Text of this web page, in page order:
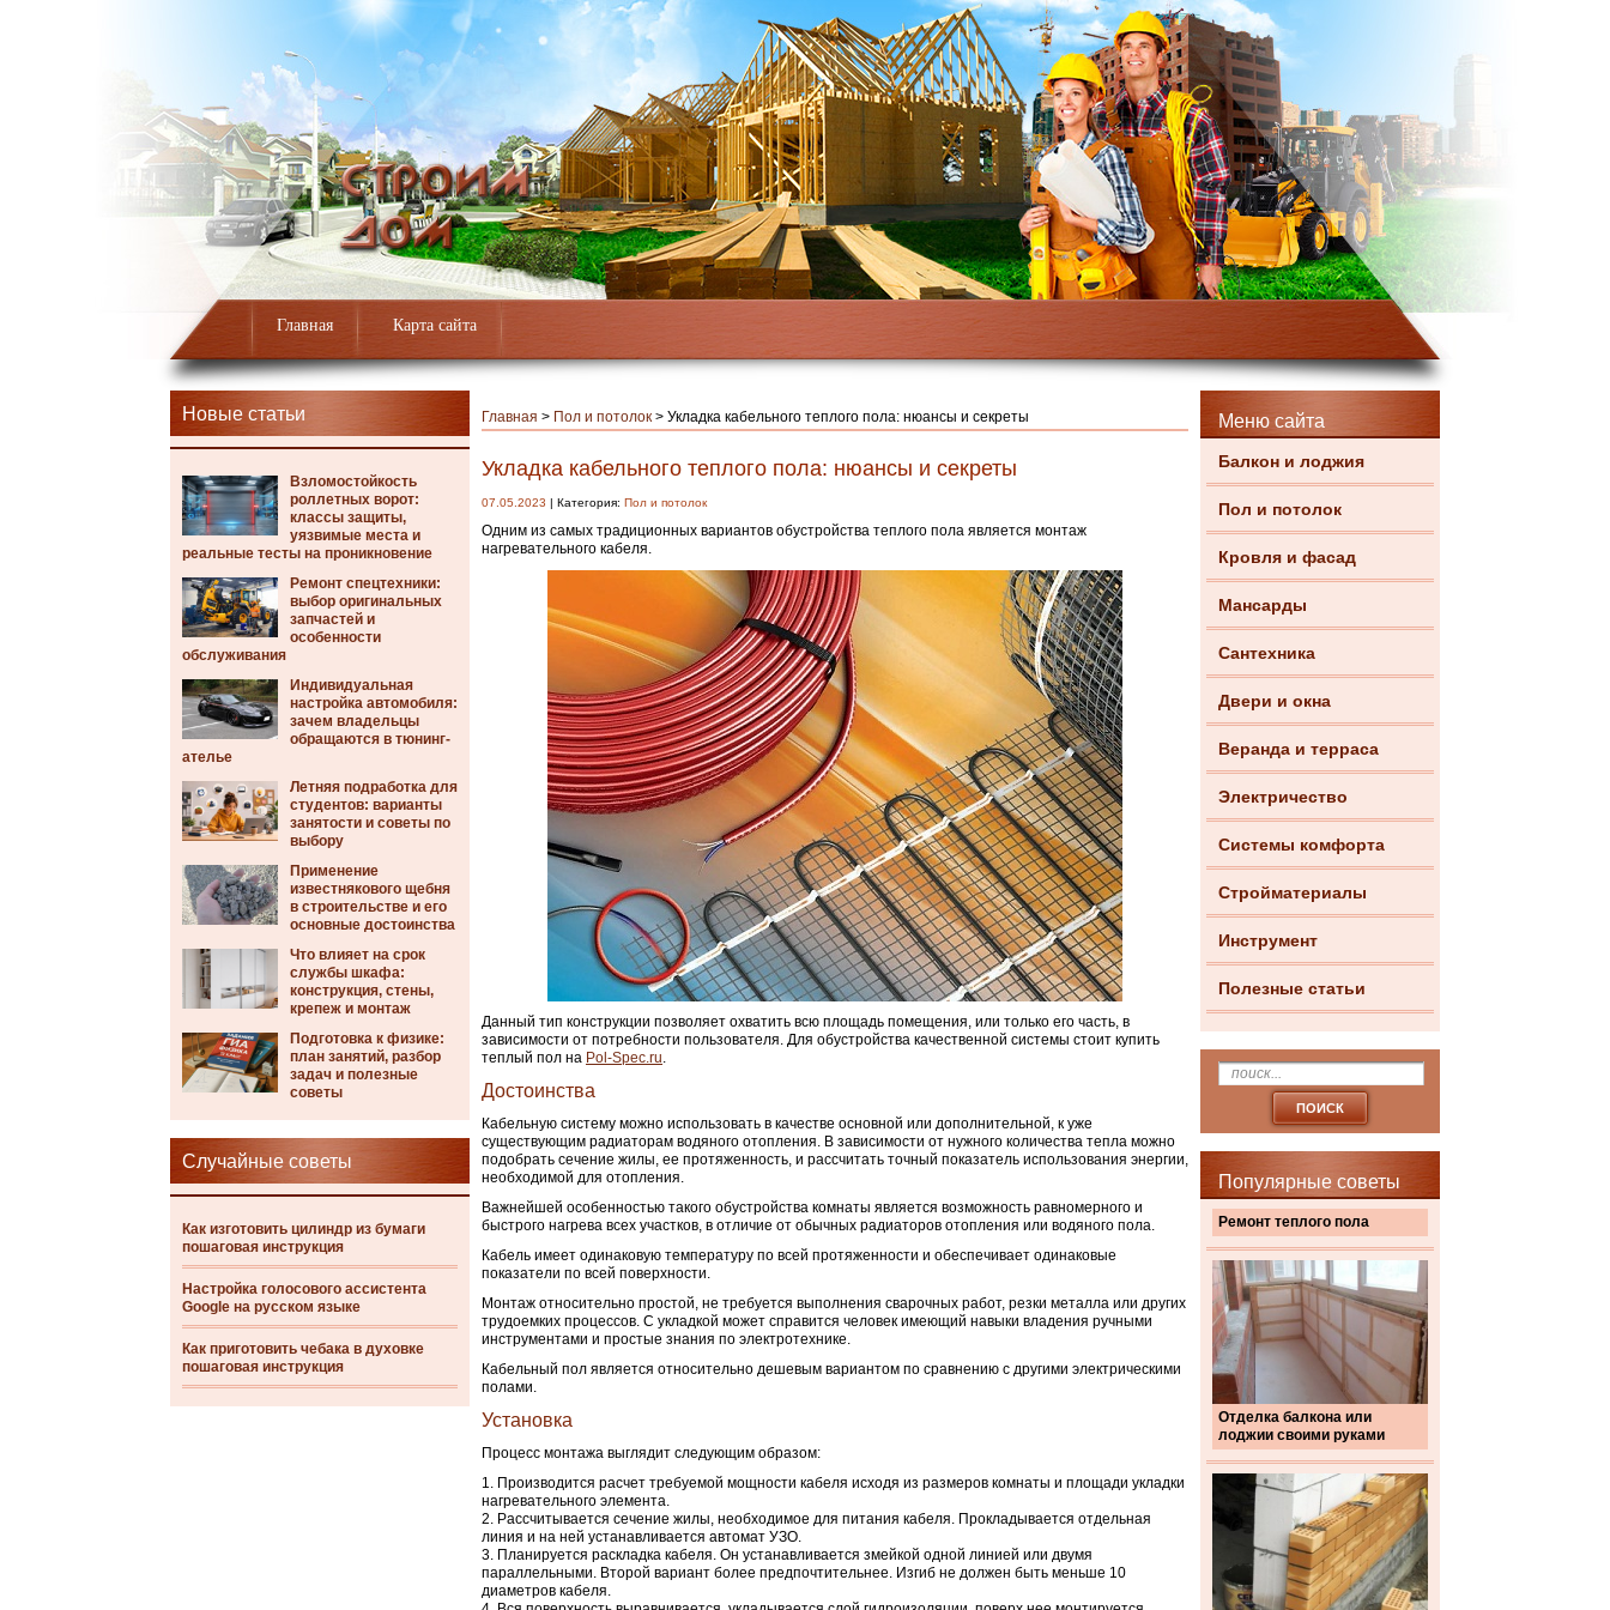
Главная Карта сайта
Новые статьи
Взломостойкость
роллетных ворот:
классы защиты,
уязвимые места и
реальные тесты на проникновение
Ремонт спецтехники:
выбор оригинальных
запчастей и
особенности
обслуживания
Индивидуальная
настройка автомобиля:
зачем владельцы
обращаются в тюнинг-
ателье
Летняя подработка для
студентов: варианты
занятости и советы по
выбору
Применение
известнякового щебня
в строительстве и его
основные достоинства
Что влияет на срок
службы шкафа:
конструкция, стены,
крепеж и монтаж
Подготовка к физике:
план занятий, разбор
задач и полезные
советы
Случайные советы
Как изготовить цилиндр из бумаги
пошаговая инструкция
Настройка голосового ассистента
Google на русском языке
Как приготовить чебака в духовке
пошаговая инструкция
Меню сайта
Балкон и лоджия
Пол и потолок
Кровля и фасад
Мансарды
Сантехника
Двери и окна
Веранда и терраса
Электричество
Системы комфорта
Стройматериалы
Инструмент
Полезные статьи
Популярные советы
Ремонт теплого пола
Отделка балкона или
лоджии своими руками
Главная > Пол и потолок > Укладка кабельного теплого пола: нюансы и секреты
Укладка кабельного теплого пола: нюансы и секреты
07.05.2023 | Категория: Пол и потолок
Одним из самых традиционных вариантов обустройства теплого пола является монтаж
нагревательного кабеля.
Данный тип конструкции позволяет охватить всю площадь помещения, или только его часть, в
зависимости от потребности пользователя. Для обустройства качественной системы стоит купить
теплый пол на Pol-Spec.ru.
Достоинства
Кабельную систему можно использовать в качестве основной или дополнительной, к уже
существующим радиаторам водяного отопления. В зависимости от нужного количества тепла можно
подобрать сечение жилы, ее протяженность, и рассчитать точный показатель использования энергии,
необходимой для отопления.
Важнейшей особенностью такого обустройства комнаты является возможность равномерного и
быстрого нагрева всех участков, в отличие от обычных радиаторов отопления или водяного пола.
Кабель имеет одинаковую температуру по всей протяженности и обеспечивает одинаковые
показатели по всей поверхности.
Монтаж относительно простой, не требуется выполнения сварочных работ, резки металла или других
трудоемких процессов. С укладкой может справится человек имеющий навыки владения ручными
инструментами и простые знания по электротехнике.
Кабельный пол является относительно дешевым вариантом по сравнению с другими электрическими
полами.
Установка
Процесс монтажа выглядит следующим образом:
Производится расчет требуемой мощности кабеля исходя из размеров комнаты и площади укладки
нагревательного элемента.
Рассчитывается сечение жилы, необходимое для питания кабеля. Прокладывается отдельная
линия и на ней устанавливается автомат УЗО.
Планируется раскладка кабеля. Он устанавливается змейкой одной линией или двумя
параллельными. Второй вариант более предпочтительнее. Изгиб не должен быть меньше 10
диаметров кабеля.